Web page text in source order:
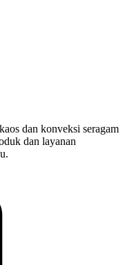
dan konveksi seragam
dan layanan